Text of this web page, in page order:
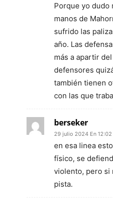
Porque yo dudo
manos de
sufrido las
año. Las
más a apartir
defensores
también tienen
con las que
berseker
29 julio 2024 En 12:02
en esa linea
físico, se
violento, pero si
pista.